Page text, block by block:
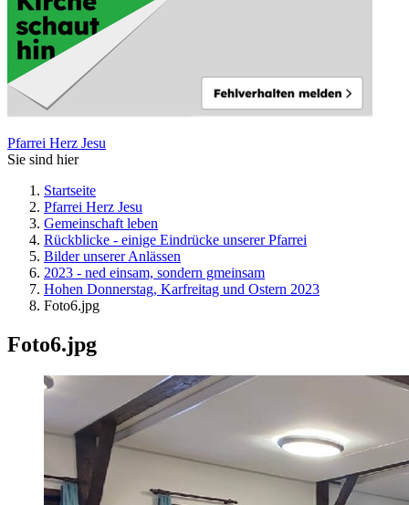
Pfarrei Herz Jesu
Sie sind hier
Startseite
Pfarrei Herz Jesu
Gemeinschaft leben
Rückblicke - einige Eindrücke unserer Pfarrei
Bilder unserer Anlässen
2023 - ned einsam, sondern gmeinsam
Hohen Donnerstag, Karfreitag und Ostern 2023
Foto6.jpg
Foto6.jpg